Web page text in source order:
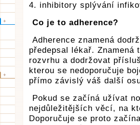
4. inhibitory splývání
Co je to adherence?
Adherence znamená
předepsal lékař. Znamená
rozvrhu a dodržovat
kterou se nedoporučuje
přímo závislý váš další
Pokud se začíná užívat
nejdůležitějších věcí, na
Doporučuje se proto